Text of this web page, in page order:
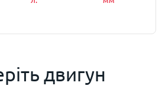
двигун